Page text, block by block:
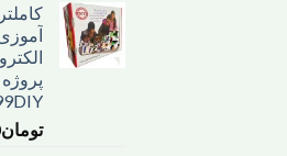
تومان